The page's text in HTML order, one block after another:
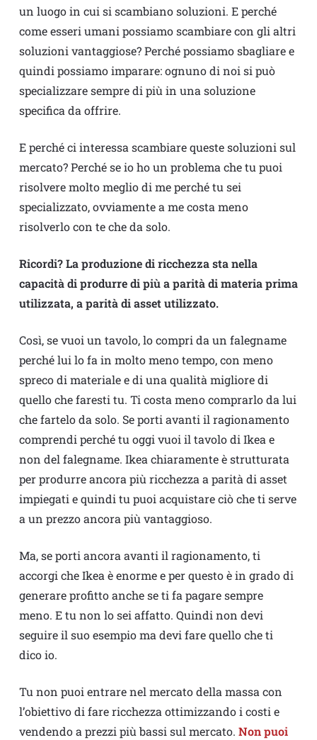
un luogo in cui si scambiano soluzioni. E perché
come esseri umani possiamo scambiare con gli altri
soluzioni vantaggiose? Perché possiamo sbagliare e
quindi possiamo imparare: ognuno di noi si può
specializzare sempre di più in una soluzione
specifica da offrire.
E perché ci interessa scambiare queste soluzioni sul
mercato? Perché se io ho un problema che tu puoi
risolvere molto meglio di me perché tu sei
specializzato, ovviamente a me costa meno
risolverlo con te che da solo.
Ricordi? La produzione di ricchezza sta nella
capacità di produrre di più a parità di materia prima
utilizzata, a parità di asset utilizzato.
Così, se vuoi un tavolo, lo compri da un falegname
perché lui lo fa in molto meno tempo, con meno
spreco di materiale e di una qualità migliore di
quello che faresti tu. Ti costa meno comprarlo da lui
che fartelo da solo. Se porti avanti il ragionamento
comprendi perché tu oggi vuoi il tavolo di Ikea e
non del falegname. Ikea chiaramente è strutturata
per produrre ancora più ricchezza a parità di asset
impiegati e quindi tu puoi acquistare ciò che ti serve
a un prezzo ancora più vantaggioso.
Ma, se porti ancora avanti il ragionamento, ti
accorgi che Ikea è enorme e per questo è in grado di
generare profitto anche se ti fa pagare sempre
meno. E tu non lo sei affatto. Quindi non devi
seguire il suo esempio ma devi fare quello che ti
dico io.
Tu non puoi entrare nel mercato della massa con
l’obiettivo di fare ricchezza ottimizzando i costi e
vendendo a prezzi più bassi sul mercato. Non puoi